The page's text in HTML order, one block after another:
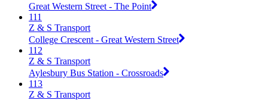
Great Western Street - The Point
111
Z & S Transport
College Crescent - Great Western Street
112
Z & S Transport
Aylesbury Bus Station - Crossroads
113
Z & S Transport